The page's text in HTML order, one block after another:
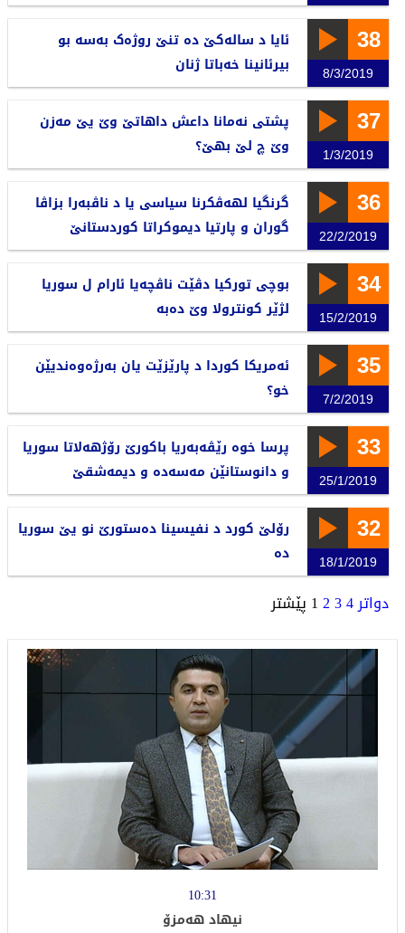
10:31
نیهاد هه‌مزۆ
38
8/3/2019
ئایا د سالەکێ دە تنێ روژەک بەسە بو
بیرئانینا خەباتا ژنان
37
1/3/2019
پشتی نەمانا داعش داهاتێ وێ یێ مەزن
وێ چ لێ بهێ؟
36
22/2/2019
گرنگیا لهەڤکرنا سیاسی یا د ناڤبەرا بزاڤا
گوران و پارتیا دیموکراتا کوردستانێ
34
15/2/2019
بوچی تورکیا دڤێت ناڤچەیا ئارام ل سوریا
لژێر کونترولا وێ دەبە
35
7/2/2019
ئەمریكا كوردا د پارێزێت یان بەرژەوەندیێن
خو؟
33
25/1/2019
پرسا خوە رێڤەبەریا باکورێ رۆژهەلاتا سوریا
و دانوستانێن مەسەدە و دیمەشقێ
32
18/1/2019
رۆلێ کورد د نفیسینا دەستورێ نو یێ سوریا
دە
دواتر 1 234 پێشتر